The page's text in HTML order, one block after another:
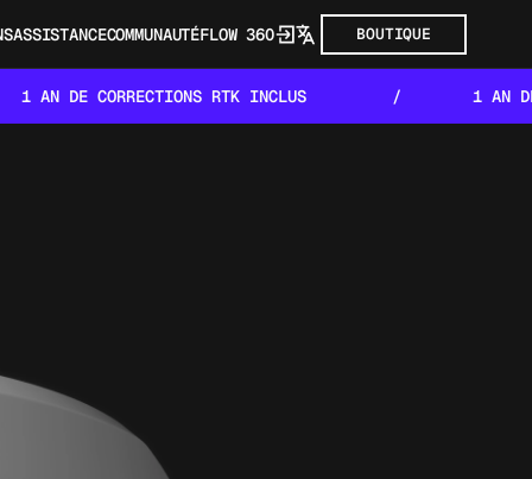
ASSISTANCECOMMUNAUTÉFLOW 360 BOUTIQUE
RTK INCLUS / 1 AN DE CORRECTIONS